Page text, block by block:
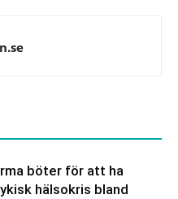
böter för att ha
hälsokris bland